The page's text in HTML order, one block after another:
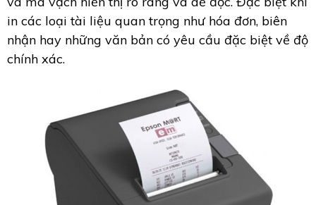
in các loại tài liệu quan trọng như hóa đơn, biên
nhận hay những văn bản có yêu cầu đặc biệt về độ
chính xác.